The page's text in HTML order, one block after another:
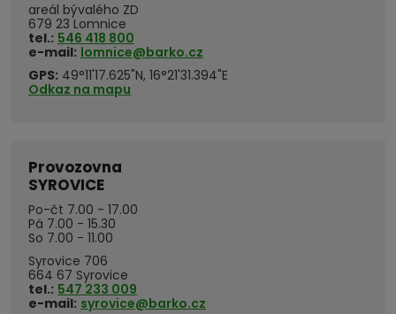
areál bývalého ZD
679 23 Lomnice
tel.: 546 418 800
e-mail: lomnice@barko.cz
GPS: 49°11'17.625"N, 16°21'31.394"E
Odkaz na mapu
Provozovna
SYROVICE
Po-čt 7.00 - 17.00
Pá 7.00 - 15.30
So 7.00 - 11.00
Syrovice 706
664 67 Syrovice
tel.: 547 233 009
e-mail: syrovice@barko.cz